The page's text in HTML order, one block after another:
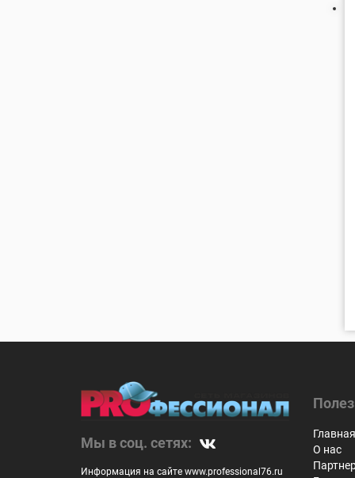
Мы в соц. сетях:
Информация на сайте www.professional76.ru
Главная
О нас